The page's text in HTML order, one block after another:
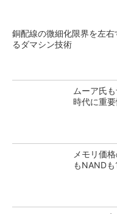
銅配線の微細化限界を左右
るダマシン技術
ムーア氏
時代に重
メモリ価
もNAND